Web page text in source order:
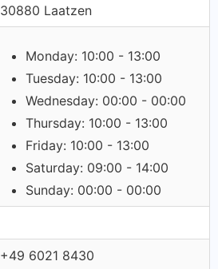
30880 Laatzen
Monday: 10:00 - 13:00
Tuesday: 10:00 - 13:00
Wednesday: 00:00 - 00:00
Thursday: 10:00 - 13:00
Friday: 10:00 - 13:00
Saturday: 09:00 - 14:00
Sunday: 00:00 - 00:00
+49 6021 8430